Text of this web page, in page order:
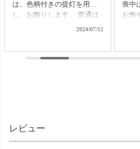
は、色柄付きの提灯を用意
し、お飾りします。 普通は
それぞれの提灯を別に準備
そんなお困りごとにお応え
@simple_butudan ■メモリア
ルギャラリー国分寺店 東京
2024/07/12
喪中
お悔
け
らべ
優）5
レビュー